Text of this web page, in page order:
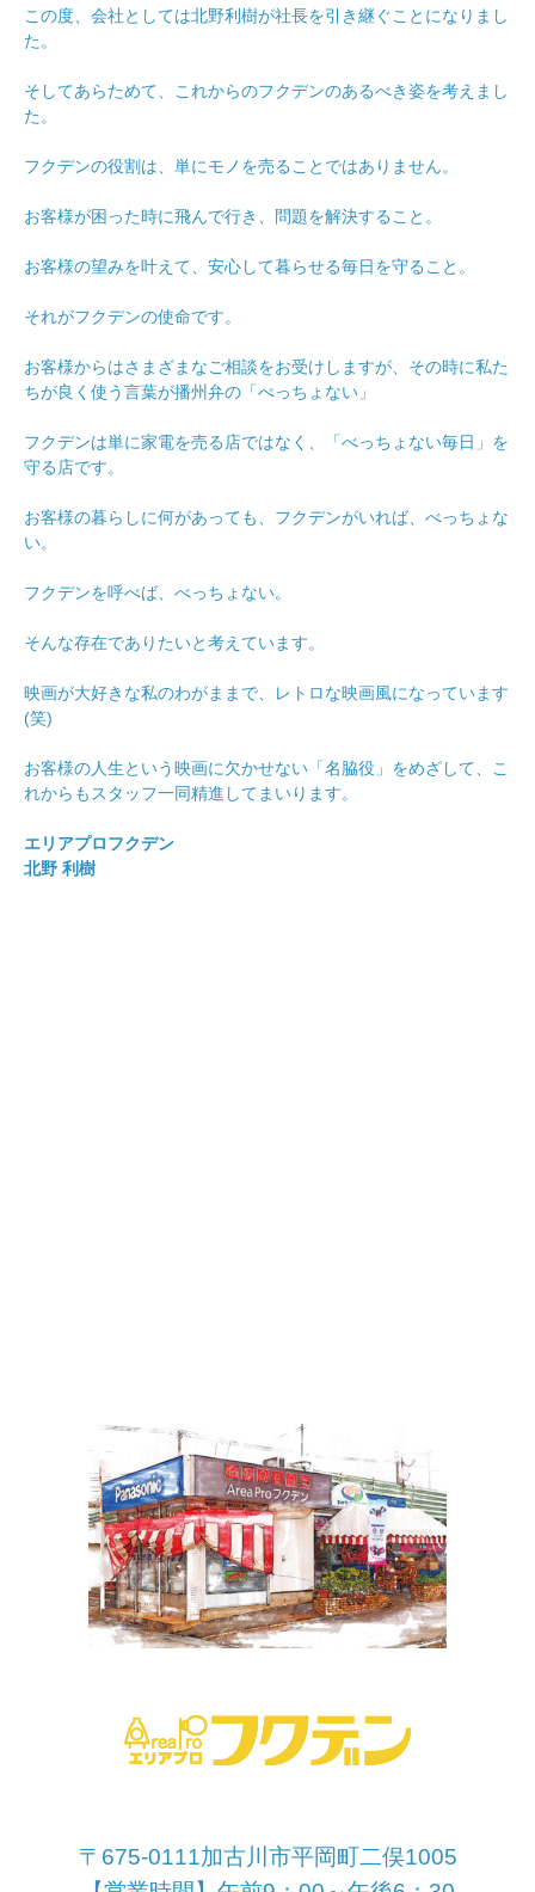
この度、会社としては北野利樹が社長を引き継ぐことになりまし
た。
そしてあらためて、これからのフクデンのあるべき姿を考えまし
た。
フクデンの役割は、単にモノを売ることではありません。
お客様が困った時に飛んで行き、問題を解決すること。
お客様の望みを叶えて、安心して暮らせる毎日を守ること。
それがフクデンの使命です。
お客様からはさまざまなご相談をお受けしますが、その時に私た
ちが良く使う言葉が播州弁の「べっちょない」
フクデンは単に家電を売る店ではなく、「べっちょない毎日」を
守る店です。
お客様の暮らしに何があっても、フクデンがいれば、べっちょな
い。
フクデンを呼べば、べっちょない。
そんな存在でありたいと考えています。
映画が大好きな私のわがままで、レトロな映画風になっています
(笑)
お客様の人生という映画に欠かせない「名脇役」をめざして、こ
れからもスタッフ一同精進してまいります。
エリアプロフクデン
北野 利樹
〒675-0111加古川市平岡町二俣1005